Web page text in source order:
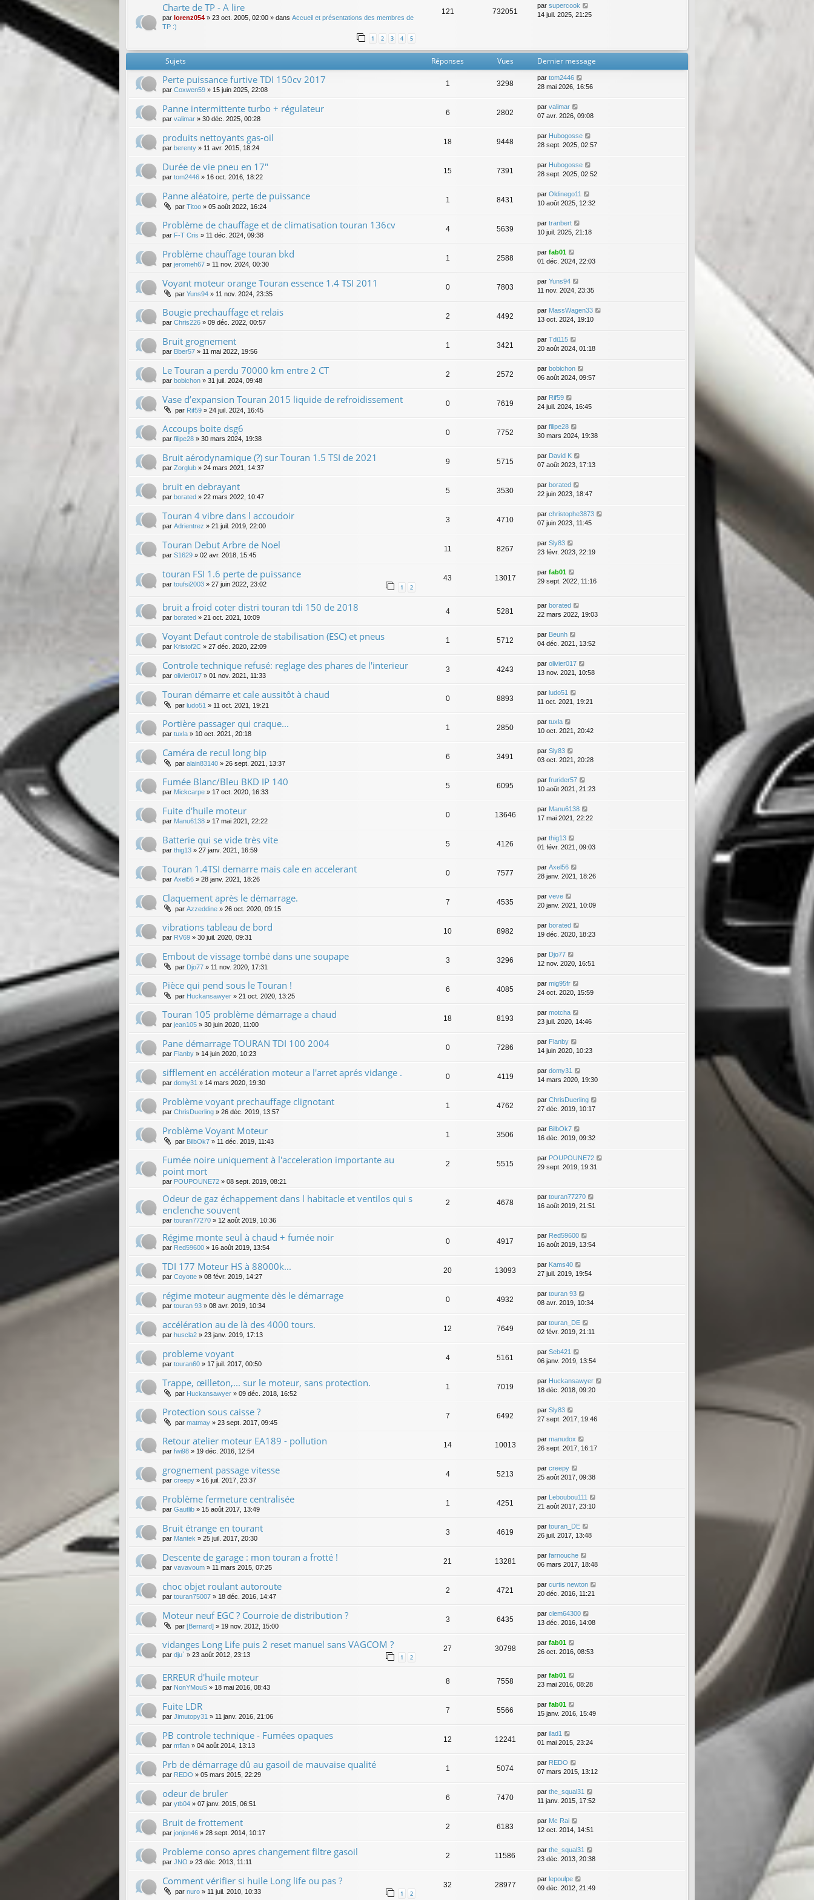
Charte de TP - A lire
par lorenz054 » 23 oct. 2005, 02:00 » dans Accueil et présentations des membres de
TP :)
1 2 3 4 5
121 732051
par supercook
14 juil. 2025, 21:25
Sujets Réponses Vues Dernier message
Perte puissance furtive TDI 150cv 2017
par Coxwen59 » 15 juin 2025, 22:08
1 3298
par tom2446
28 mai 2026, 16:56
Panne intermittente turbo + régulateur
par valimar » 30 déc. 2025, 00:28
6 2802
par valimar
07 avr. 2026, 09:08
produits nettoyants gas-oil
par berenty » 11 avr. 2015, 18:24
18 9448
par Hubogosse
28 sept. 2025, 02:57
Durée de vie pneu en 17"
par tom2446 » 16 oct. 2016, 18:22
15 7391
par Hubogosse
28 sept. 2025, 02:52
Panne aléatoire, perte de puissance
par Titoo » 05 août 2022, 16:24
1 8431
par Oldinego11
10 août 2025, 12:32
Problème de chauffage et de climatisation touran 136cv
par F-T Cris » 11 déc. 2024, 09:38
4 5639
par tranbert
10 juil. 2025, 21:18
Problème chauffage touran bkd
par jeromeh67 » 11 nov. 2024, 00:30
1 2588
par fab01
01 déc. 2024, 22:03
Voyant moteur orange Touran essence 1.4 TSI 2011
par Yuns94 » 11 nov. 2024, 23:35
0 7803
par Yuns94
11 nov. 2024, 23:35
Bougie prechauffage et relais
par Chris226 » 09 déc. 2022, 00:57
2 4492
par MassWagen33
13 oct. 2024, 19:10
Bruit grognement
par Bber57 » 11 mai 2022, 19:56
1 3421
par Tdi115
20 août 2024, 01:18
Le Touran a perdu 70000 km entre 2 CT
par bobichon » 31 juil. 2024, 09:48
2 2572
par bobichon
06 août 2024, 09:57
Vase d’expansion Touran 2015 liquide de refroidissement
par Rif59 » 24 juil. 2024, 16:45
0 7619
par Rif59
24 juil. 2024, 16:45
Accoups boite dsg6
par filipe28 » 30 mars 2024, 19:38
0 7752
par filipe28
30 mars 2024, 19:38
Bruit aérodynamique (?) sur Touran 1.5 TSI de 2021
par Zorglub » 24 mars 2021, 14:37
9 5715
par David K
07 août 2023, 17:13
bruit en debrayant
par borated » 22 mars 2022, 10:47
5 3530
par borated
22 juin 2023, 18:47
Touran 4 vibre dans l accoudoir
par Adrientrez » 21 juil. 2019, 22:00
3 4710
par christophe3873
07 juin 2023, 11:45
Touran Debut Arbre de Noel
par S1629 » 02 avr. 2018, 15:45
11 8267
par Sly83
23 févr. 2023, 22:19
touran FSI 1.6 perte de puissance
par toufsi2003 » 27 juin 2022, 23:02 1 2
43 13017
par fab01
29 sept. 2022, 11:16
bruit a froid coter distri touran tdi 150 de 2018
par borated » 21 oct. 2021, 10:09
4 5281
par borated
22 mars 2022, 19:03
Voyant Defaut controle de stabilisation (ESC) et pneus
par Kristof2C » 27 déc. 2020, 22:09
1 5712
par Beunh
04 déc. 2021, 13:52
Controle technique refusé: reglage des phares de l'interieur
par olivier017 » 01 nov. 2021, 11:33
3 4243
par olivier017
13 nov. 2021, 10:58
Touran démarre et cale aussitôt à chaud
par ludo51 » 11 oct. 2021, 19:21
0 8893
par ludo51
11 oct. 2021, 19:21
Portière passager qui craque...
par tuxla » 10 oct. 2021, 20:18
1 2850
par tuxla
10 oct. 2021, 20:42
Caméra de recul long bip
par alain83140 » 26 sept. 2021, 13:37
6 3491
par Sly83
03 oct. 2021, 20:28
Fumée Blanc/Bleu BKD IP 140
par Mickcarpe » 17 oct. 2020, 16:33
5 6095
par frurider57
10 août 2021, 21:23
Fuite d'huile moteur
par Manu6138 » 17 mai 2021, 22:22
0 13646
par Manu6138
17 mai 2021, 22:22
Batterie qui se vide très vite
par thig13 » 27 janv. 2021, 16:59
5 4126
par thig13
01 févr. 2021, 09:03
Touran 1.4TSI demarre mais cale en accelerant
par Axel56 » 28 janv. 2021, 18:26
0 7577
par Axel56
28 janv. 2021, 18:26
Claquement après le démarrage.
par Azzeddine » 26 oct. 2020, 09:15
7 4535
par veve
20 janv. 2021, 10:09
vibrations tableau de bord
par RV69 » 30 juil. 2020, 09:31
10 8982
par borated
19 déc. 2020, 18:23
Embout de vissage tombé dans une soupape
par Djo77 » 11 nov. 2020, 17:31
3 3296
par Djo77
12 nov. 2020, 16:51
Pièce qui pend sous le Touran !
par Huckansawyer » 21 oct. 2020, 13:25
6 4085
par mig95fr
24 oct. 2020, 15:59
Touran 105 problème démarrage a chaud
par jean105 » 30 juin 2020, 11:00
18 8193
par motcha
23 juil. 2020, 14:46
Pane démarrage TOURAN TDI 100 2004
par Flanby » 14 juin 2020, 10:23
0 7286
par Flanby
14 juin 2020, 10:23
sifflement en accélération moteur a l'arret aprés vidange .
par domy31 » 14 mars 2020, 19:30
0 4119
par domy31
14 mars 2020, 19:30
Problème voyant prechauffage clignotant
par ChrisDuerling » 26 déc. 2019, 13:57
1 4762
par ChrisDuerling
27 déc. 2019, 10:17
Problème Voyant Moteur
par BilbOk7 » 11 déc. 2019, 11:43
1 3506
par BilbOk7
16 déc. 2019, 09:32
Fumée noire uniquement à l'acceleration importante au
point mort
par POUPOUNE72 » 08 sept. 2019, 08:21
2 5515
par POUPOUNE72
29 sept. 2019, 19:31
Odeur de gaz échappement dans l habitacle et ventilos qui s
enclenche souvent
par touran77270 » 12 août 2019, 10:36
2 4678
par touran77270
16 août 2019, 21:51
Régime monte seul à chaud + fumée noir
par Red59600 » 16 août 2019, 13:54
0 4917
par Red59600
16 août 2019, 13:54
TDI 177 Moteur HS à 88000k...
par Coyotte » 08 févr. 2019, 14:27
20 13093
par Kams40
27 juil. 2019, 19:54
régime moteur augmente dès le démarrage
par touran 93 » 08 avr. 2019, 10:34
0 4932
par touran 93
08 avr. 2019, 10:34
accélération au de là des 4000 tours.
par huscla2 » 23 janv. 2019, 17:13
12 7649
par touran_DE
02 févr. 2019, 21:11
probleme voyant
par touran60 » 17 juil. 2017, 00:50
4 5161
par Seb421
06 janv. 2019, 13:54
Trappe, œilleton,... sur le moteur, sans protection.
par Huckansawyer » 09 déc. 2018, 16:52
1 7019
par Huckansawyer
18 déc. 2018, 09:20
Protection sous caisse ?
par matmay » 23 sept. 2017, 09:45
7 6492
par Sly83
27 sept. 2017, 19:46
Retour atelier moteur EA189 - pollution
par fwi98 » 19 déc. 2016, 12:54
14 10013
par manudox
26 sept. 2017, 16:17
grognement passage vitesse
par creepy » 16 juil. 2017, 23:37
4 5213
par creepy
25 août 2017, 09:38
Problème fermeture centralisée
par Gautlib » 15 août 2017, 13:49
1 4251
par Leboubou111
21 août 2017, 23:10
Bruit étrange en tourant
par Mantek » 25 juil. 2017, 20:30
3 4619
par touran_DE
26 juil. 2017, 13:48
Descente de garage : mon touran a frotté !
par vavavoum » 11 mars 2015, 07:25
21 13281
par farnouche
06 mars 2017, 18:48
choc objet roulant autoroute
par touran75007 » 18 déc. 2016, 14:47
2 4721
par curtis newton
20 déc. 2016, 11:21
Moteur neuf EGC ? Courroie de distribution ?
par [Bernard] » 19 nov. 2012, 15:00
3 6435
par clem64300
13 déc. 2016, 14:08
vidanges Long Life puis 2 reset manuel sans VAGCOM ?
par dju` » 23 août 2012, 23:13 1 2
27 30798
par fab01
26 oct. 2016, 08:53
ERREUR d'huile moteur
par NonYMouS » 18 mai 2016, 08:43
8 7558
par fab01
23 mai 2016, 08:28
Fuite LDR
par Jimutopy31 » 11 janv. 2016, 21:06
7 5566
par fab01
15 janv. 2016, 15:49
PB controle technique - Fumées opaques
par mflan » 04 août 2014, 13:13
12 12241
par ilad1
01 mai 2015, 23:24
Prb de démarrage dû au gasoil de mauvaise qualité
par REDO » 05 mars 2015, 22:29
1 5074
par REDO
07 mars 2015, 13:12
odeur de bruler
par ytb04 » 07 janv. 2015, 06:51
6 7470
par the_squal31
11 janv. 2015, 17:52
Bruit de frottement
par jonjon46 » 28 sept. 2014, 10:17
2 6183
par Mc Rai
12 oct. 2014, 14:51
Probleme conso apres changement filtre gasoil
par JNO » 23 déc. 2013, 11:11
2 11586
par the_squal31
23 déc. 2013, 20:38
Comment vérifier si huile Long life ou pas ?
par nuro » 11 juil. 2010, 10:33 1 2
32 28977
par lepoulpe
09 déc. 2012, 21:49